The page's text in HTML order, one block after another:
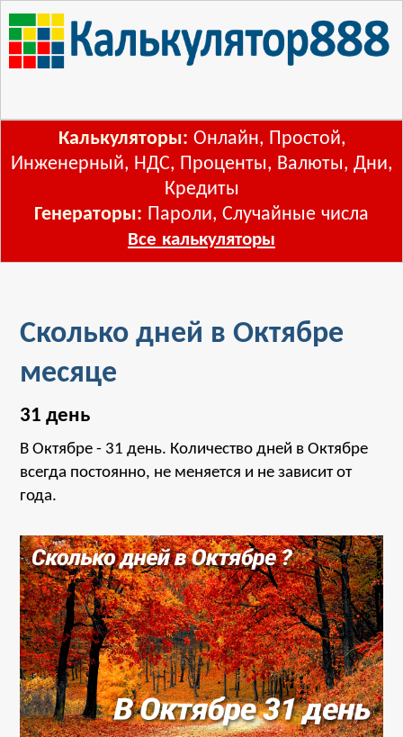
Калькуляторы: Онлайн, Простой,
Инженерный, НДС, Проценты, Валюты, Дни,
Кредиты
Генераторы: Пароли, Случайные числа
Все калькуляторы
Сколько дней в Октябре
месяце
31 день
В Октябре - 31 день. Количество дней в Октябре
всегда постоянно, не меняется и не зависит от
года.